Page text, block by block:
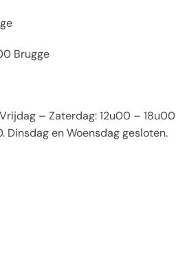
Brugge
– Zaterdag: 12u00 – 18u00
Dinsdag en Woensdag gesloten.